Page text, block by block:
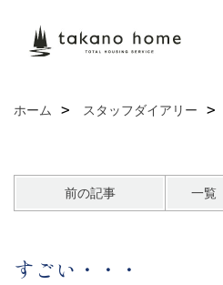
ホーム スタッフダイアリー
前の記事 一覧
すごい・・・